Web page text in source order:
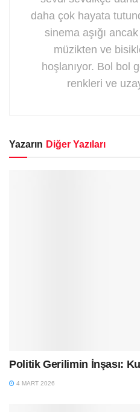
daha çok hayata
sinema aşığı
müzikten ve
hoşlanıyor. Bol bol
renkleri ve
Yazarın Diğer Yazıları
Politik Gerilimin İnşası:
4 MART 2026